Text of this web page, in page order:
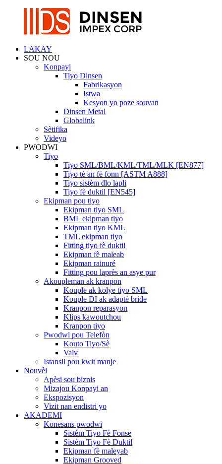
LAKAY
SOU NOU
Konpayi
Tiyo Dinsen
Fabrikasyon
Istwa
Kesyon yo poze souvan
Dinsen Metal
Globalink
Sètifika
Videyo
PWODWI
Tiyo
Tiyo SML/BML/KML/TML/MLK [EN877]
Tiyo tè an fè fonn [ASTM A888]
Tiyo sistèm dlo lapli
Tiyo fè duktil [EN545]
Ekipman pou tiyo
Ekipman tiyo SML
BML ekipman tiyo
Ekipman tiyo KML
TML ekipman tiyo
Fitting tiyo fè duktil
Ekipman fè maleab
Ekipman rainuré
Fitting pou laprès an asye pur
Akoupleman ak kranpon
Kouple ak kolye tiyo SML
Kouple DI ak adaptè bride
Kranpon reparasyon
Klips kawoutchou
Kranpon tiyo
Pwodwi pou Telefòn
Kouto Tiyo/Sè
Valv
Istansil pou kwit manje
Nouvèl
Apèsi sou biznis
Mizajou Konpayi an
Ekspozisyon
Vizit nan endistri yo
AKADEMI
Konesans pwodwi
Sistèm Tiyo Fè Fonse
Sistèm Tiyo Fè Duktil
Ekipman fè maleyab
Ekipman Grooved